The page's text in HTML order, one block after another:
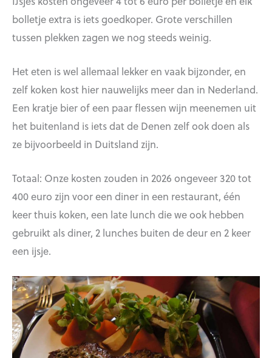
bolletje extra is iets goedkoper. Grote verschillen
tussen plekken zagen we nog steeds weinig.
Het eten is wel allemaal lekker en vaak bijzonder, en
zelf koken kost hier nauwelijks meer dan in Nederland.
Een kratje bier of een paar flessen wijn meenemen uit
het buitenland is iets dat de Denen zelf ook doen als
ze bijvoorbeeld in Duitsland zijn.
Totaal: Onze kosten zouden in 2026 ongeveer 320 tot
400 euro zijn voor een diner in een restaurant, één
keer thuis koken, een late lunch die we ook hebben
gebruikt als diner, 2 lunches buiten de deur en 2 keer
een ijsje.